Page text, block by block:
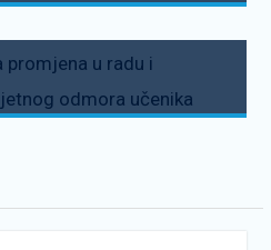
promjena u radu i
odmora učenika